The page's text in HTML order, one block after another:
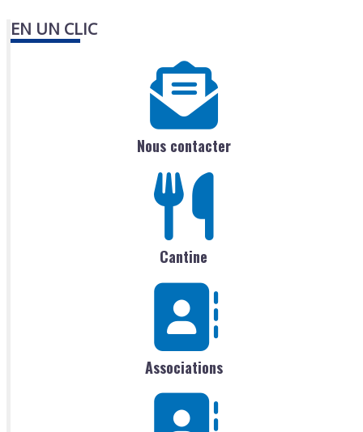
EN UN CLIC
Nous contacter
Cantine
Associations